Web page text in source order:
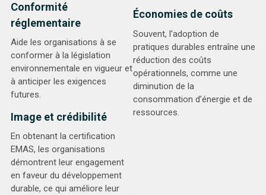
Conformité
réglementaire
Aide les organisations à se
conformer à la législation
environnementale en vigueur et
à anticiper les exigences
futures.
Image et crédibilité
En obtenant la certification
EMAS, les organisations
démontrent leur engagement
en faveur du développement
durable, ce qui améliore leur
Économies de coûts
Souvent, l’adoption de
pratiques durables entraîne une
réduction des coûts
opérationnels, comme une
diminution de la
consommation d’énergie et de
ressources.